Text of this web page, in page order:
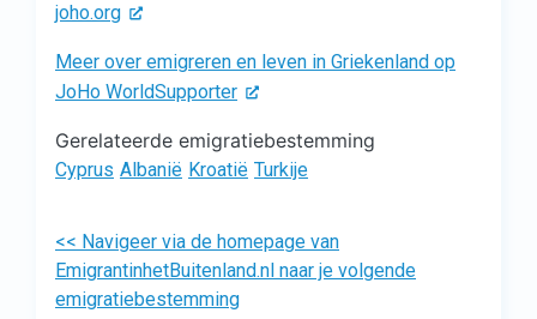
joho.org
Meer over emigreren en leven in Griekenland op
JoHo WorldSupporter
Gerelateerde emigratiebestemming
Cyprus Albanië Kroatië Turkije
<< Navigeer via de homepage van
EmigrantinhetBuitenland.nl naar je volgende
emigratiebestemming